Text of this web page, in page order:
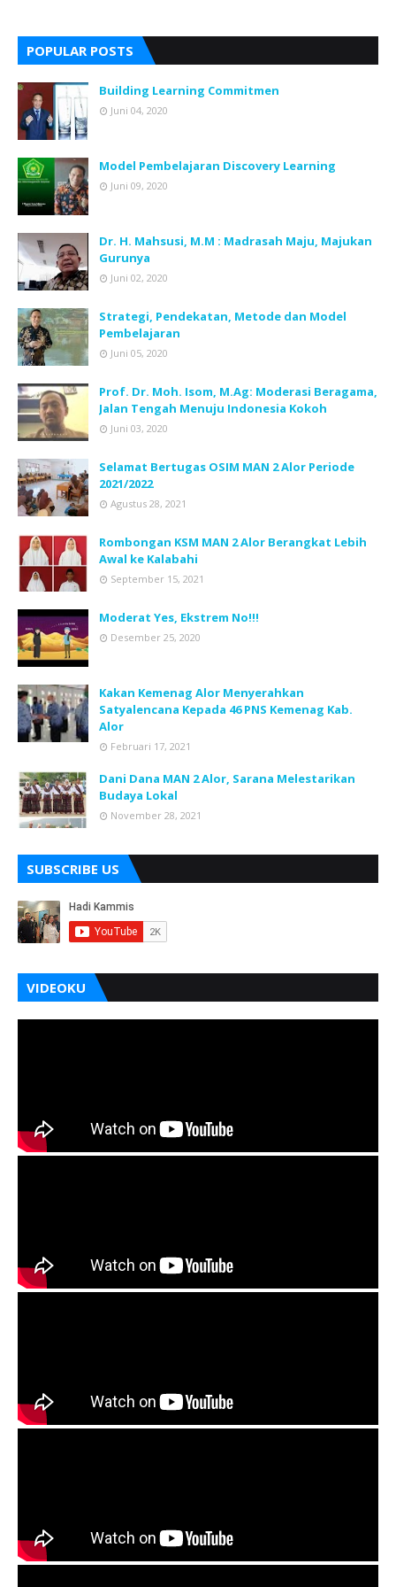
POPULAR POSTS
Building Learning Commitmen
Juni 04, 2020
Model Pembelajaran Discovery Learning
Juni 09, 2020
Dr. H. Mahsusi, M.M : Madrasah Maju, Majukan
Gurunya
Juni 02, 2020
Strategi, Pendekatan, Metode dan Model
Pembelajaran
Juni 05, 2020
Prof. Dr. Moh. Isom, M.Ag: Moderasi Beragama,
Jalan Tengah Menuju Indonesia Kokoh
Juni 03, 2020
Selamat Bertugas OSIM MAN 2 Alor Periode
2021/2022
Agustus 28, 2021
Rombongan KSM MAN 2 Alor Berangkat Lebih
Awal ke Kalabahi
September 15, 2021
Moderat Yes, Ekstrem No!!!
Desember 25, 2020
Kakan Kemenag Alor Menyerahkan
Satyalencana Kepada 46 PNS Kemenag Kab.
Alor
Februari 17, 2021
Dani Dana MAN 2 Alor, Sarana Melestarikan
Budaya Lokal
November 28, 2021
SUBSCRIBE US
VIDEOKU